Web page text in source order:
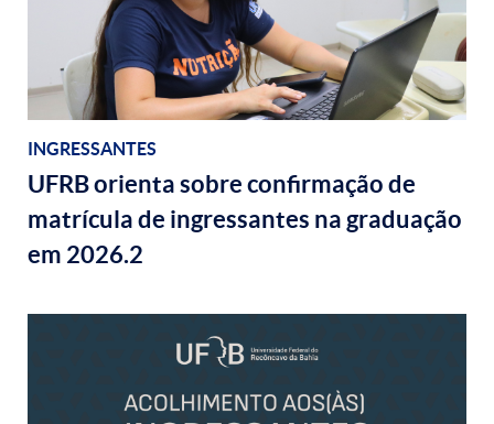
INGRESSANTES
UFRB orienta sobre confirmação de
matrícula de ingressantes na graduação
em 2026.2